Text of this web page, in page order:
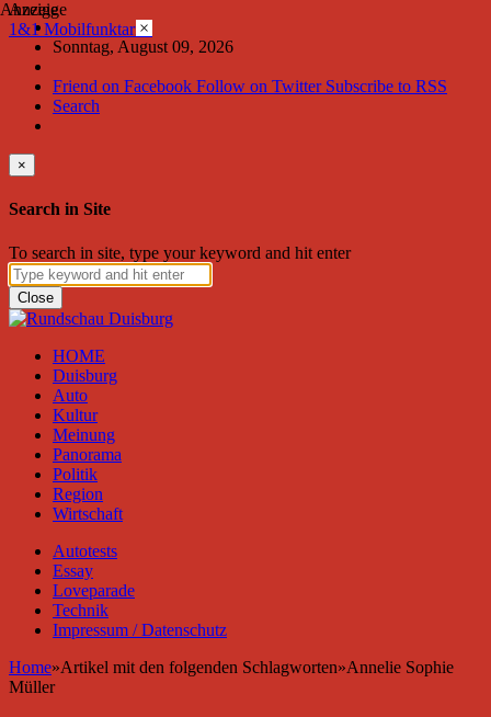
Sonntag, August 09, 2026
Friend on Facebook Follow on Twitter Subscribe to RSS
Search
×
Search in Site
To search in site, type your keyword and hit enter
Close
HOME
Duisburg
Auto
Kultur
Meinung
Panorama
Politik
Region
Wirtschaft
Autotests
Essay
Loveparade
Technik
Impressum / Datenschutz
Home»Artikel mit den folgenden Schlagworten»Annelie Sophie
Müller
Anzeige
×
1&1 Mobilfunktarife
Anzeige